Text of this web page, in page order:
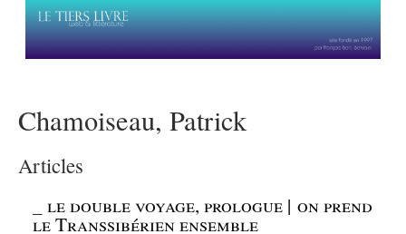
Chamoiseau, Patrick
Articles
_le double voyage, prologue | on prend
le Transsibérien ensemble